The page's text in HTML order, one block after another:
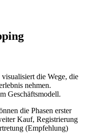
die Wege, die
nehmen.
Geschäftsmodell.
die Phasen erster
Kauf, Registrierung
(Empfehlung)